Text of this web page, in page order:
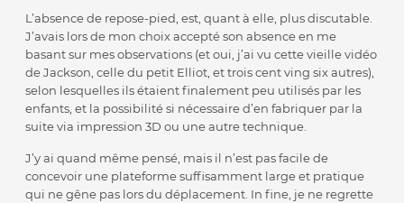
L’absence de repose-pied, est, quant à elle, plus discutable.
J’avais lors de mon choix accepté son absence en me
basant sur mes observations (et oui, j’ai vu cette vieille vidéo
de Jackson, celle du petit Elliot, et trois cent ving six autres),
selon lesquelles ils étaient finalement peu utilisés par les
enfants, et la possibilité si nécessaire d’en fabriquer par la
suite via impression 3D ou une autre technique.
J’y ai quand même pensé, mais il n’est pas facile de
concevoir une plateforme suffisamment large et pratique
qui ne gêne pas lors du déplacement. In fine, je ne regrette